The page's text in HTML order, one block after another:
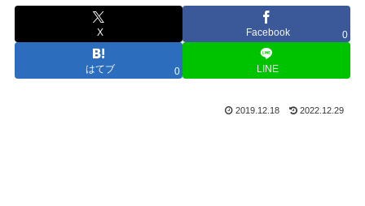
X Facebook 0
はてブ 0 LINE
2019.12.18 2022.12.29